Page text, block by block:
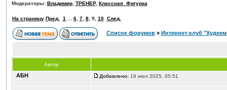
Модераторы: Владимир, ТРЕНЕР, Классная_Фигурка
На страницу Пред. 1 6, 7, 8, 9, 10 След.
Список форумов» Интернет-клуб
Автор
АБН Добавлено:19 июл 2025, 05:51